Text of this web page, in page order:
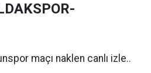
maçı naklen canlı izle..